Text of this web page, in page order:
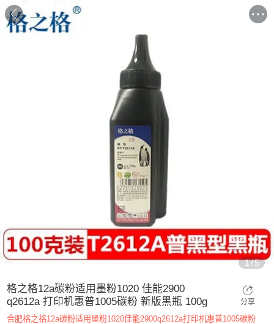
1/5
格之格12a碳粉适用墨粉1020 佳能2900
q2612a 打印机惠普1005碳粉 新版黑瓶 100g
分享
合肥格之格12a碳粉适用墨粉1020佳能2900q2612a打印机惠普1005碳粉